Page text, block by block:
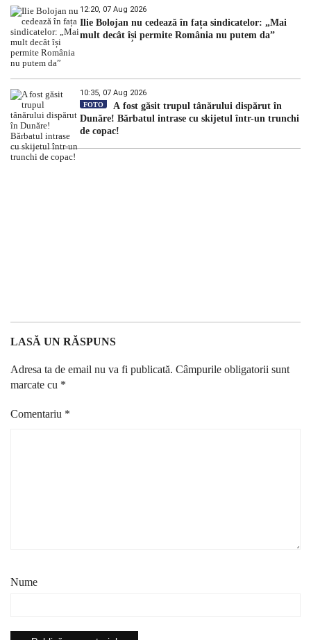
12:20, 07 Aug 2026
Ilie Bolojan nu cedează în fața sindicatelor: „Mai
mult decât își permite România nu putem da”
10:35, 07 Aug 2026
FOTO
A fost găsit trupul tânărului dispărut în
Dunăre! Bărbatul intrase cu skijetul într-un trunchi
de copac!
LASĂ UN RĂSPUNS
Adresa ta de email nu va fi publicată. Câmpurile obligatorii sunt
marcate cu *
Comentariu *
Nume